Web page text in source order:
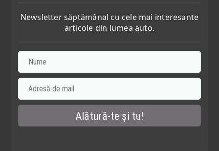
Newsletter săptămânal cu cele mai interesante
articole din lumea auto.